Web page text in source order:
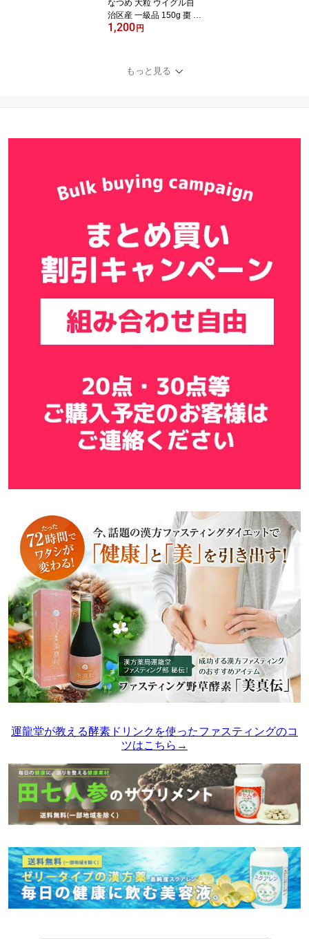
なつめ 大粒 ウイグル自
治区産 一級品 150g 棗 ナ
ツメ ドライなつめ 乾燥
つ 大棗 送料無料【仙台
の漢方専門薬局 運龍堂】
1,200円
もっと見る
運龍堂が教える酵素ドリンクを使ったファスティングのコ
ツはこちら→